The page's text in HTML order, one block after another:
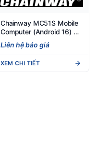
Chainway MC51S Mobile
Computer (Android 16) -
PDA công nghiệp
Liên hệ báo giá
XEM CHI TIẾT